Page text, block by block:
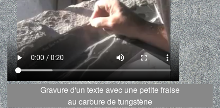
Gravure d'un texte avec une petite fraise
au carbure de tungstène